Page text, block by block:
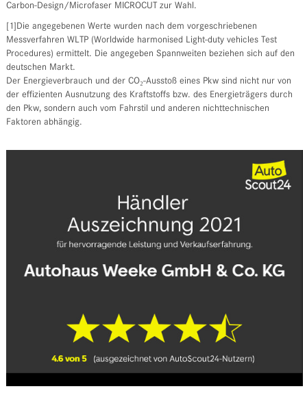
Carbon-Design/Microfaser MICROCUT zur Wahl.
[1]Die angegebenen Werte wurden nach dem vorgeschriebenen
Messverfahren WLTP (Worldwide harmonised Light-duty vehicles Test
Procedures) ermittelt. Die angegeben Spannweiten beziehen sich auf den
deutschen Markt.
Der Energieverbrauch und der CO₂-Ausstoß eines Pkw sind nicht nur von
der effizienten Ausnutzung des Kraftstoffs bzw. des Energieträgers durch
den Pkw, sondern auch vom Fahrstil und anderen nichttechnischen
Faktoren abhängig.